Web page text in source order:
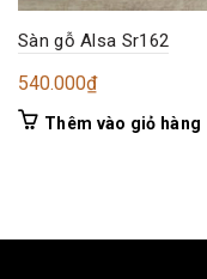
Sàn gỗ Alsa Sr162
540.000₫
Thêm vào giỏ hàng